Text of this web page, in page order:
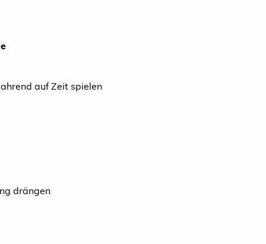
auf Zeit spielen
drängen